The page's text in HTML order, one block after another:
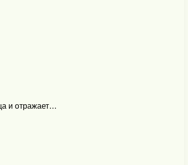
и отражает…